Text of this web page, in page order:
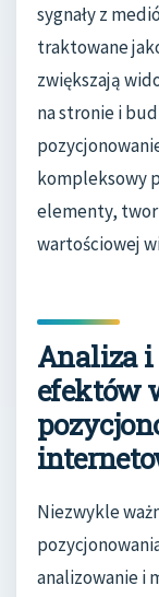
sygnały z
traktowane
zwiększają
na stronie i
kompleksowy
elementy,
wartościowej
Analiza
efektów
Niezwykle
analizowanie i